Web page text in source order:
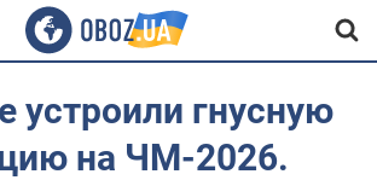
устроили гнусную
на ЧМ-2026.